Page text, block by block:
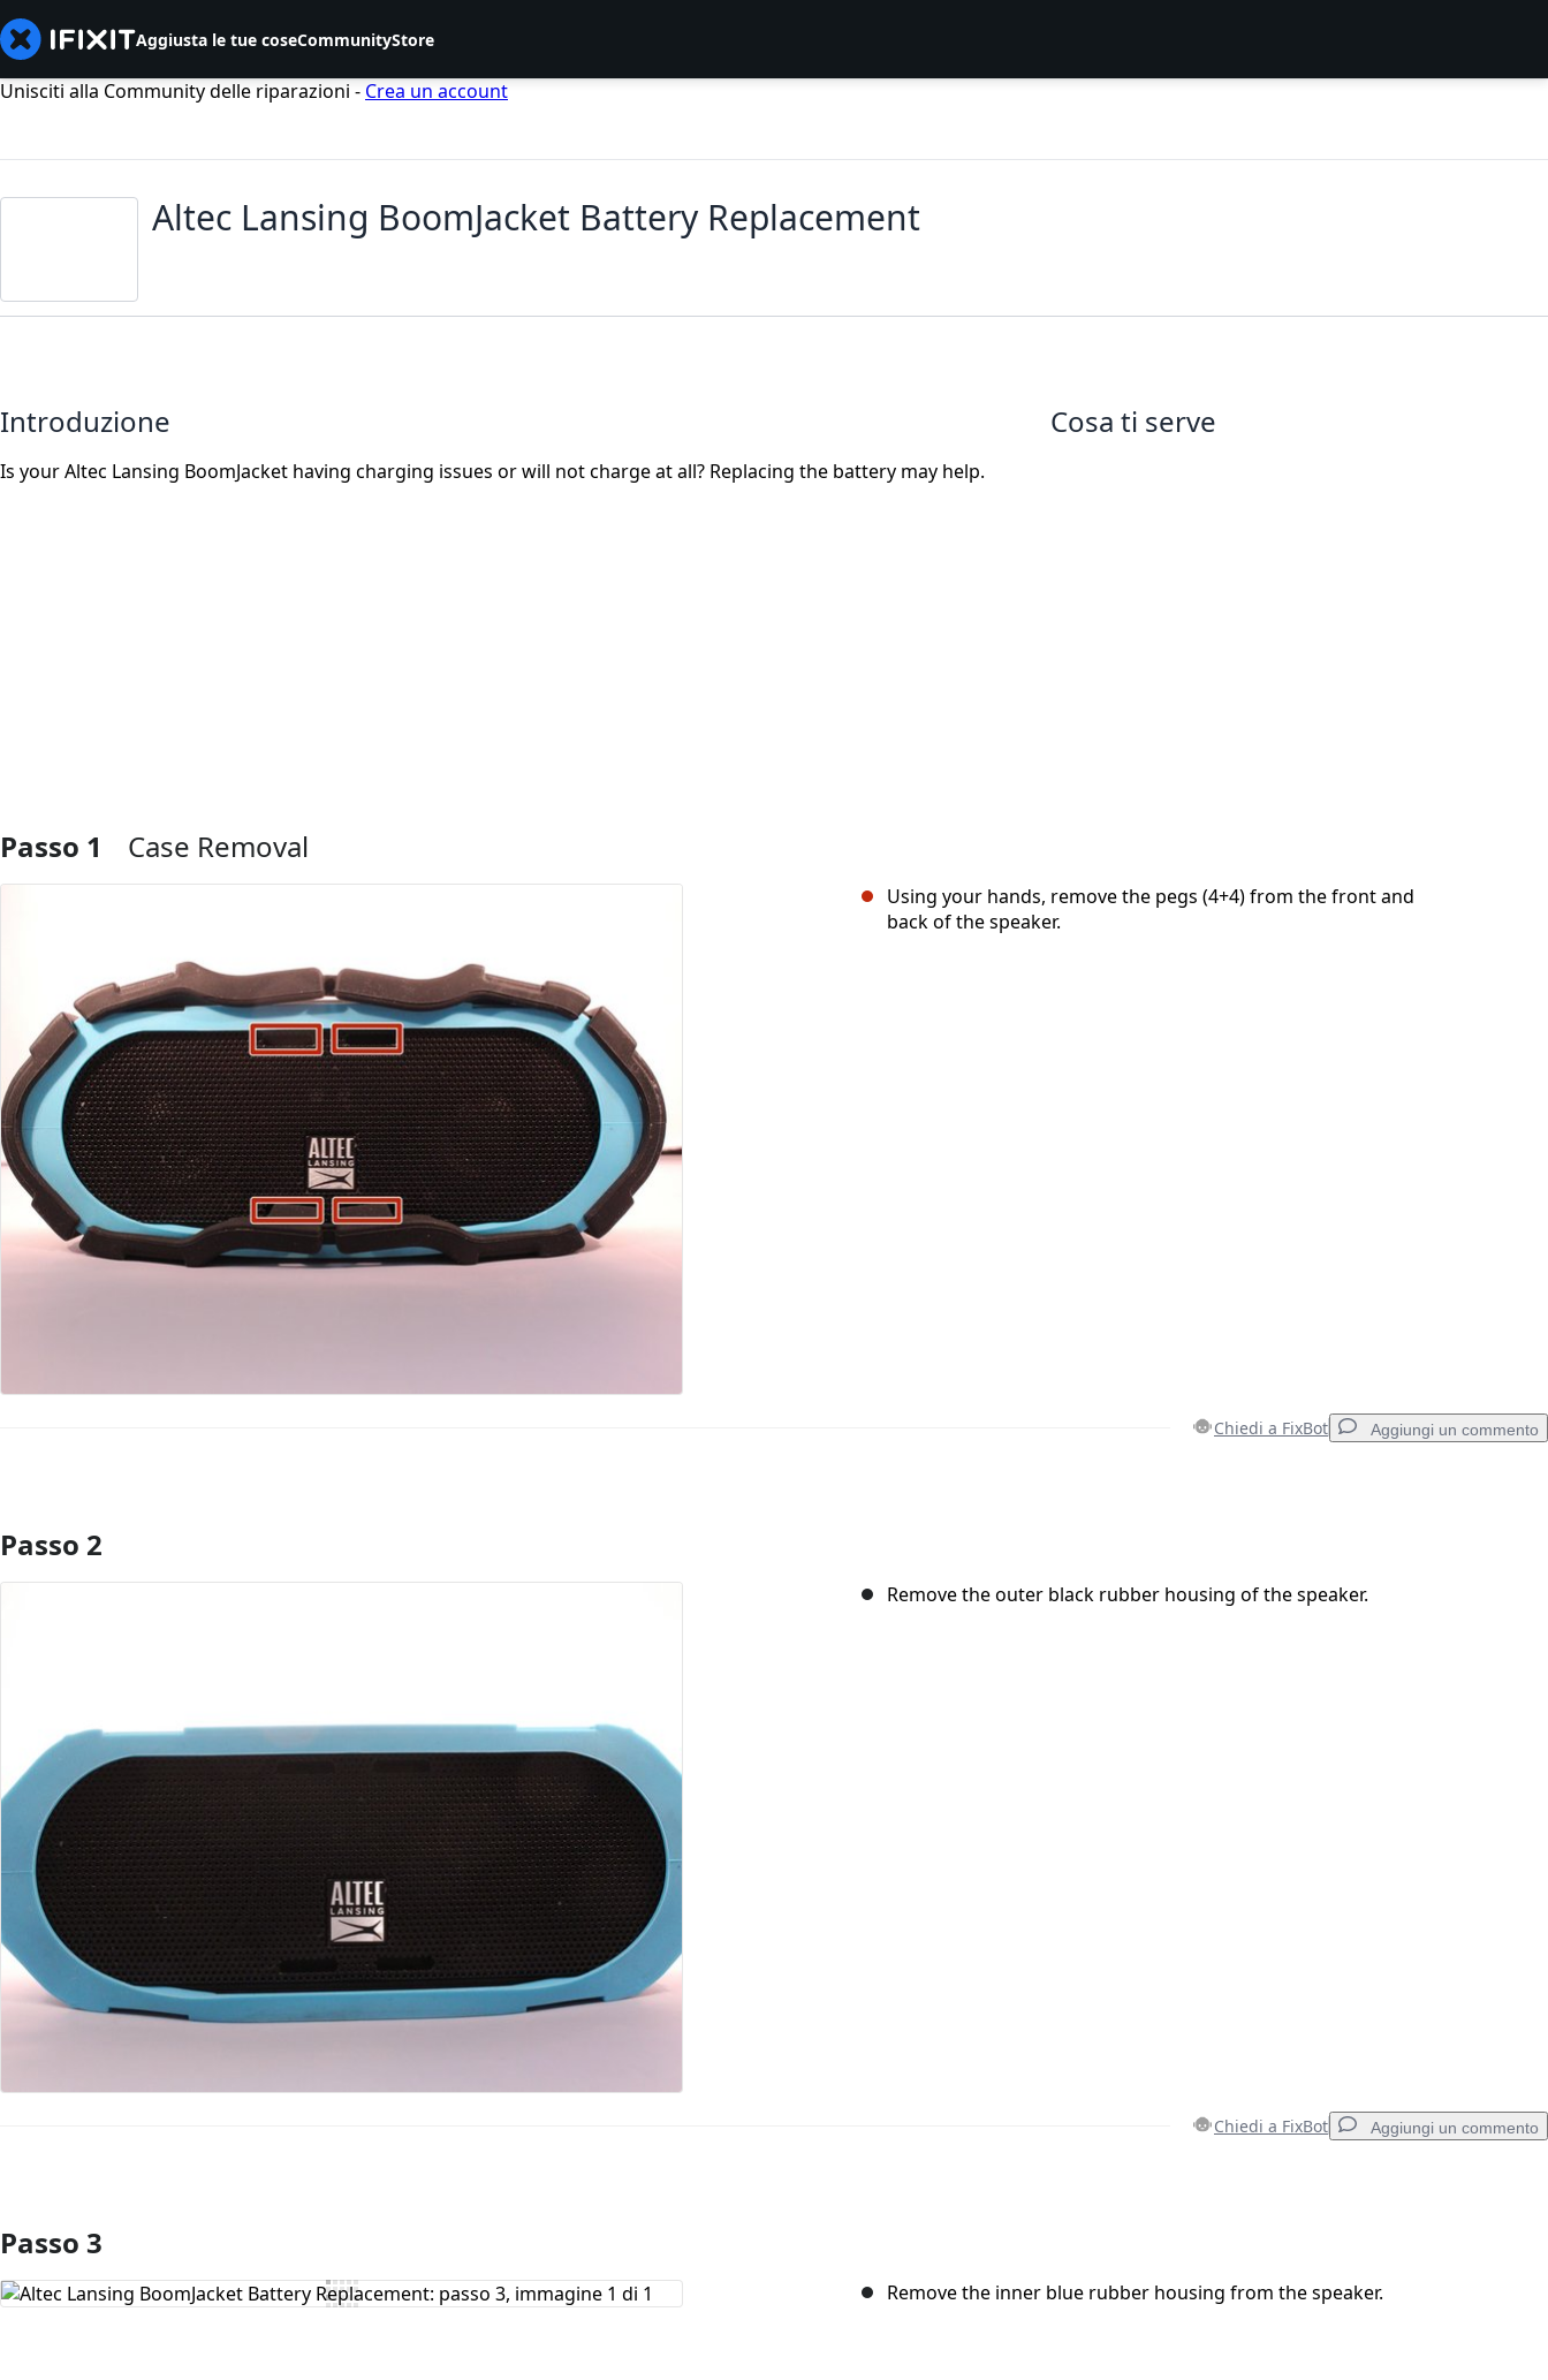
Aggiusta le tue coseCommunityStore
Unisciti alla Community delle riparazioni - Crea un account
Altec Lansing BoomJacket Battery Replacement
Introduzione
Is your Altec Lansing BoomJacket having charging issues or will not charge at all? Replacing the battery may help.
Cosa ti serve
Passo 1 Case Removal
Using your hands, remove the pegs (4+4) from the front and
back of the speaker.
Chiedi a FixBot Aggiungi un commento
Aggiungi Commento
Passo 2
Remove the outer black rubber housing of the speaker.
Chiedi a FixBot Aggiungi un commento
Aggiungi Commento
Passo 3
Remove the inner blue rubber housing from the speaker.